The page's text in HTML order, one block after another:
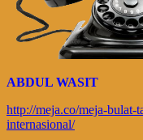
ABDUL WASIT
http://meja.co/meja-bulat-
internasional/